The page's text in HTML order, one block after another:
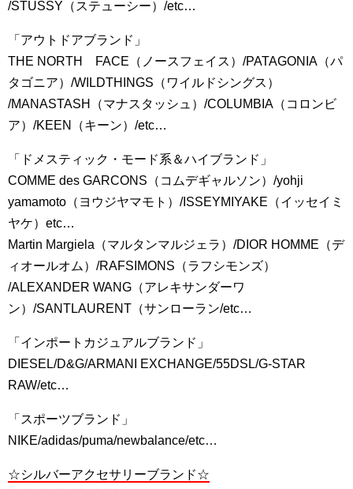
/STUSSY（ステューシー）/etc…
「アウトドアブランド」
THE NORTH FACE（ノースフェイス）/PATAGONIA（パ
タゴニア）/WILDTHINGS（ワイルドシングス）
/MANASTASH（マナスタッシュ）/COLUMBIA（コロンビ
ア）/KEEN（キーン）/etc…
「ドメスティック・モード系＆ハイブランド」
COMME des GARCONS（コムデギャルソン）/yohji
yamamoto（ヨウジヤマモト）/ISSEYMIYAKE（イッセイミ
ヤケ）etc…
Martin Margiela（マルタンマルジェラ）/DIOR HOMME（デ
ィオールオム）/RAFSIMONS（ラフシモンズ）
/ALEXANDER WANG（アレキサンダーワ
ン）/SANTLAURENT（サンローラン/etc…
「インポートカジュアルブランド」
DIESEL/D&G/ARMANI EXCHANGE/55DSL/G-STAR
RAW/etc…
「スポーツブランド」
NIKE/adidas/puma/newbalance/etc…
☆シルバーアクセサリーブランド☆